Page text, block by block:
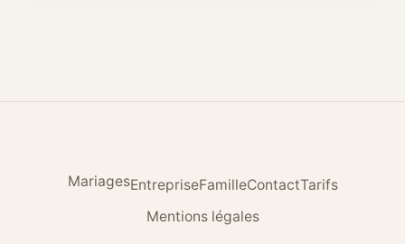
MariagesEntrepriseFamilleContactTarifs
Mentions légales